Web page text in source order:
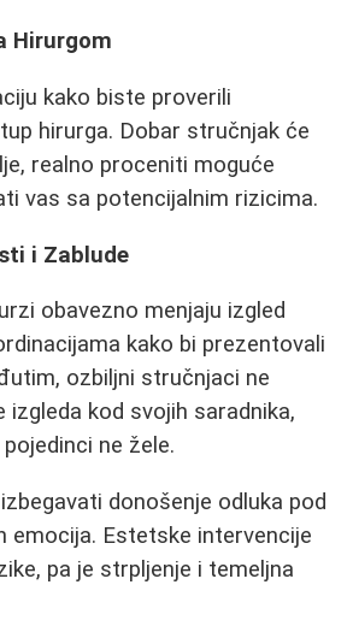
Hirurgom
kako biste proverili
hirurga. Dobar stručnjak će
realno proceniti moguće
vas sa potencijalnim rizicima.
i Zablude
obavezno menjaju izgled
kako bi prezentovali
ozbiljni stručnjaci ne
kod svojih saradnika,
ne žele.
donošenje odluka pod
emocija. Estetske intervencije
pa je strpljenje i temeljna